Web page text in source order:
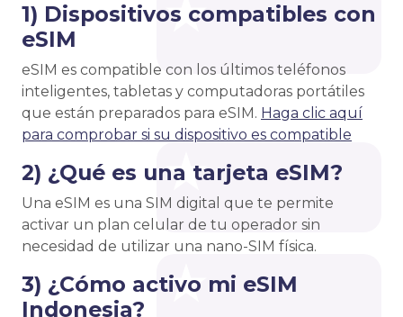
1) Dispositivos compatibles con
eSIM
eSIM es compatible con los últimos teléfonos
inteligentes, tabletas y computadoras portátiles
que están preparados para eSIM. Haga clic aquí
para comprobar si su dispositivo es compatible
2) ¿Qué es una tarjeta eSIM?
Una eSIM es una SIM digital que te permite
activar un plan celular de tu operador sin
necesidad de utilizar una nano-SIM física.
3) ¿Cómo activo mi eSIM
Indonesia?